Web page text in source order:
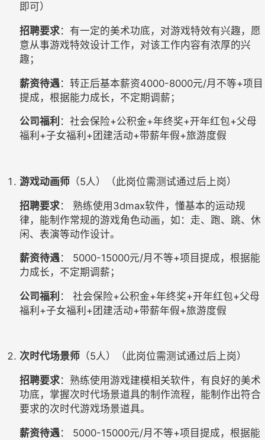
即可）
招聘要求：有一定的美术功底，对游戏特效有兴趣，愿
意从事游戏特效设计工作，对该工作内容有浓厚的兴
趣；
薪资待遇 ：转正后基本薪资4000-8000元/月不等+项目
提成，根据能力成长，不定期调薪；
公司福利 ：社会保险+公积金+年终奖+开年红包+父母
福利+子女福利+团建活动+带薪年假+旅游度假
游戏动画师 （5人）（此岗位需测试通过后上岗）
招聘要求： 熟练使用3dmax软件，懂基本的运动规
律，能制作常规的游戏角色动画，如：走、跑、跳、休
闲、表演等动作设计。
薪资待遇： 5000-15000元/月不等+项目提成，根据能
力成长，不定期调薪；
公司福利 ： 社会保险+公积金+年终奖+开年红包+父母
福利+子女福利+团建活动+带薪年假+旅游度假
次时代场景师 （5人）（此岗位需测试通过后上岗）
招聘要求：熟练使用游戏建模相关软件，有良好的美术
功底，掌握次时代场景道具的制作流程，能制作出符合
要求的次时代游戏场景道具。
薪资待遇 ： 5000-15000元/月不等+项目提成，根据能